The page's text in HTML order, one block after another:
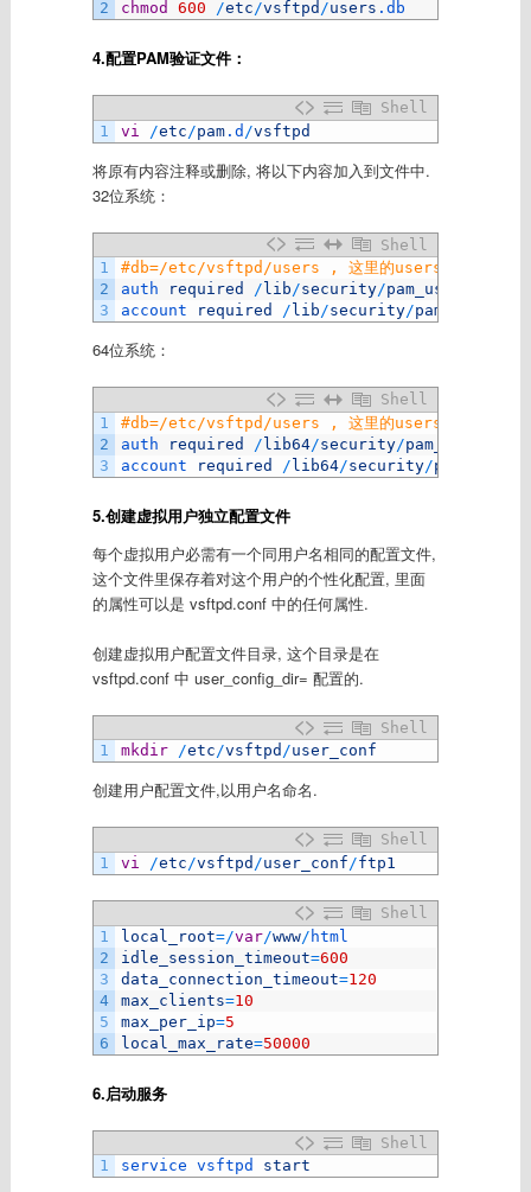
2 chmod 600 /etc /vsftpd /users .db
4.配置PAM验证文件：
Shell
1
vi /etc /pam .d /vsftpd
将原有内容注释或删除, 将以下内容加入到文件中.
32位系统：
Shell
1
2
3
#db=/etc/vsftpd/users , 这里的users 是上一步创
auth
required / lib/security/pam_userdb
account
required / lib/security/pam_userdb
64位系统：
Shell
1
2
3
#db=/etc/vsftpd/users , 这里的users 是上一步创
auth
required / lib64/security/pam_userdb
account
required / lib64/security/pam_userdb
5.创建虚拟用户独立配置文件
每个虚拟用户必需有一个同用户名相同的配置文件,
这个文件里保存着对这个用户的个性化配置, 里面
的属性可以是 vsftpd.conf 中的任何属性.
创建虚拟用户配置文件目录, 这个目录是在
vsftpd.conf 中 user_config_dir= 配置的.
Shell
1
mkdir /etc/vsftpd /user_conf
创建用户配置文件,以用户名命名.
Shell
1
vi /etc /vsftpd /user_conf /ftp1
Shell
1
2
3
4
5
6
local_root=/var/www/ html
idle_session_timeout=600
data_connection_timeout=120
max_clients=10
max_per_ip=5
local_max_rate=50000
6.启动服务
Shell
1
service vsftpd start